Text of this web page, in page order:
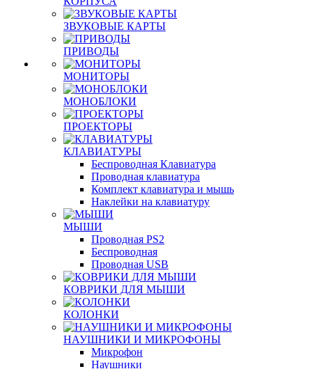
ЗВУКОВЫЕ КАРТЫ
ПРИВОДЫ
МОНИТОРЫ
МОНОБЛОКИ
ПРОЕКТОРЫ
КЛАВИАТУРЫ
Беспроводная Клавиатура
Проводная клавиатура
Комплект клавиатура и мышь
Наклейки на клавиатуру
МЫШИ
Проводная PS2
Беспроводная
Проводная USB
КОВРИКИ ДЛЯ МЫШИ
КОЛОНКИ
НАУШНИКИ И МИКРОФОНЫ
Микрофон
Наушники